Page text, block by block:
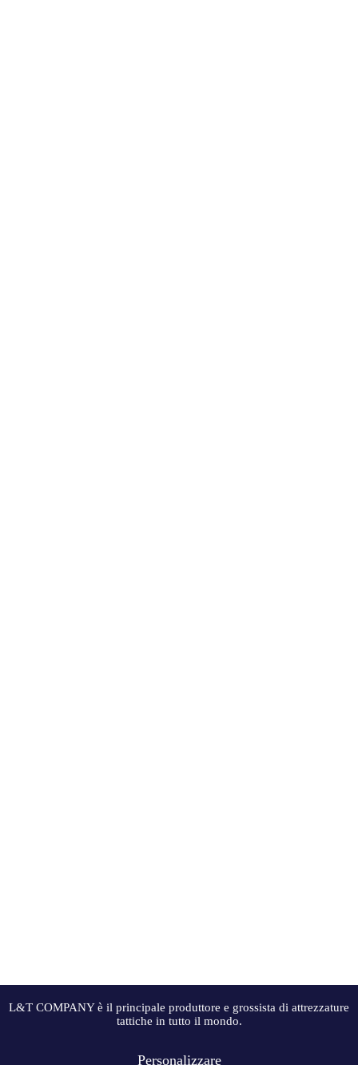
L&T COMPANY è il principale produttore e grossista di attrezzature
tattiche in tutto il mondo.
Personalizzare